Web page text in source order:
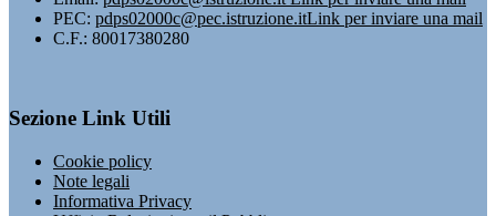
PEC: pdps02000c@pec.istruzione.itLink per inviare una mail
C.F.: 80017380280
Sezione Link Utili
Cookie policy
Note legali
Informativa Privacy